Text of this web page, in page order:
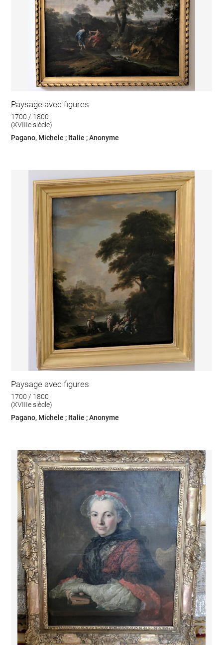
Paysage avec figures
1700 / 1800
(XVIIIe siècle)
Pagano, Michele ; Italie ; Anonyme
Paysage avec figures
1700 / 1800
(XVIIIe siècle)
Pagano, Michele ; Italie ; Anonyme